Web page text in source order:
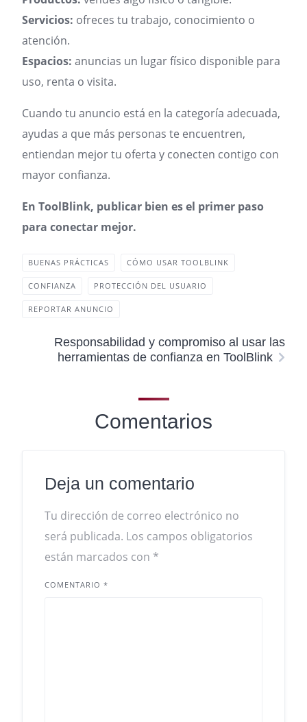
Servicios: ofreces tu trabajo, conocimiento o
atención.
Espacios: anuncias un lugar físico disponible para
uso, renta o visita.
Cuando tu anuncio está en la categoría adecuada,
ayudas a que más personas te encuentren,
entiendan mejor tu oferta y conecten contigo con
mayor confianza.
En ToolBlink, publicar bien es el primer paso
para conectar mejor.
BUENAS PRÁCTICAS CÓMO USAR TOOLBLINK
CONFIANZA PROTECCIÓN DEL USUARIO
REPORTAR ANUNCIO
Responsabilidad y compromiso al usar las
herramientas de confianza en ToolBlink
Comentarios
Deja un comentario
Tu dirección de correo electrónico no
será publicada. Los campos obligatorios
están marcados con *
COMENTARIO *